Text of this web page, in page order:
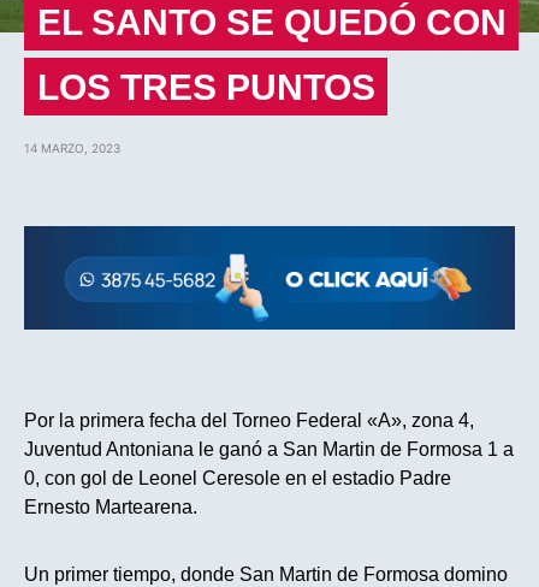
EL SANTO SE QUEDÓ CON
LOS TRES PUNTOS
14 MARZO, 2023
Por la primera fecha del Torneo Federal «A», zona 4,
Juventud Antoniana le ganó a San Martin de Formosa 1 a
0, con gol de Leonel Ceresole en el estadio Padre
Ernesto Martearena.
Un primer tiempo, donde San Martin de Formosa domino